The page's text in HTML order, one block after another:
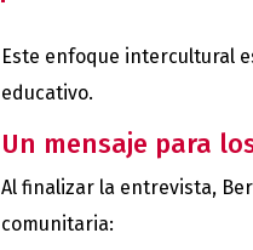
Este enfoque intercultural
educativo.
Un mensaje para
Al finalizar la entrevista,
comunitaria: